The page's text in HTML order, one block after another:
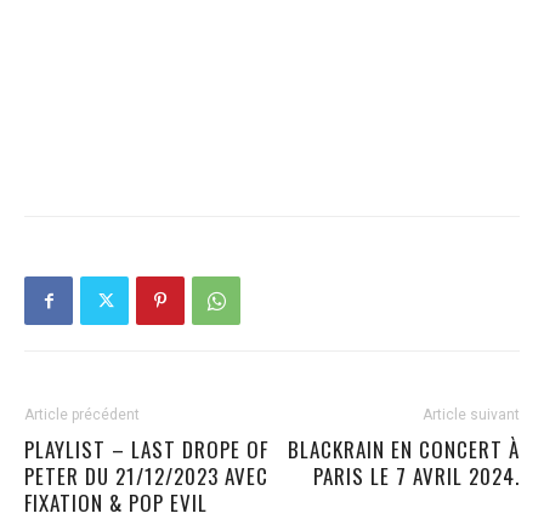
Article précédent
PLAYLIST – LAST DROPE OF
PETER DU 21/12/2023 AVEC
FIXATION & POP EVIL
Article suivant
BLACKRAIN EN CONCERT À
PARIS LE 7 AVRIL 2024.